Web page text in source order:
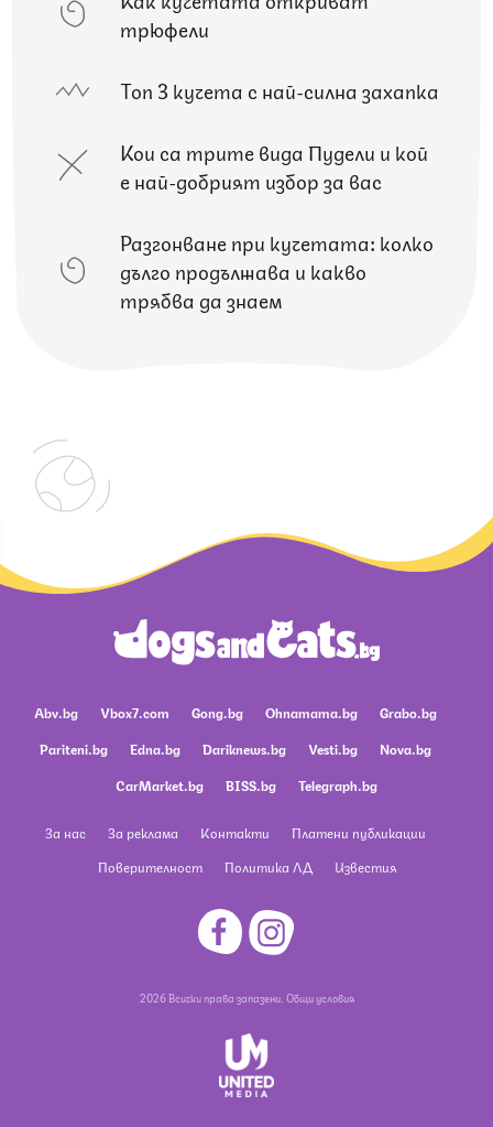
трюфели
Топ 3 кучета с най-силна захапка
Кои са трите вида Пудели и кой
е най-добрият избор за вас
Разгонване при кучетата: колко
дълго продължава и какво
трябва да знаем
Abv.bg Vbox7.com Gong.bg Ohnamama.bg
Grabo.bg
Pariteni.bg
Edna.bg Dariknews.bg Vesti.bg
Nova.bg
CarMarket.bg
BISS.bg Telegraph.bg
За нас За реклама Контакти
Платени публикации
Поверителност
Политика ЛД Известия
2026 Всички права запазени. Общи условия